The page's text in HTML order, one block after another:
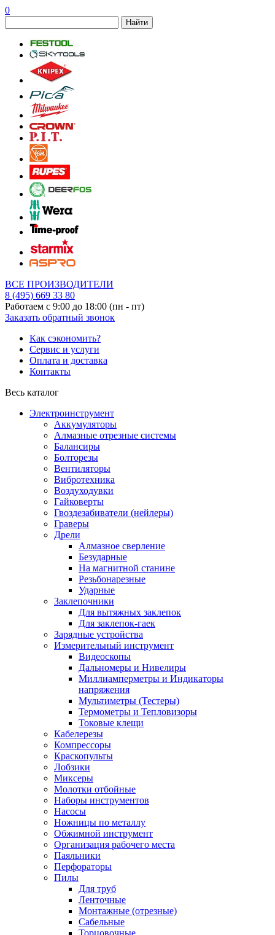
0
Найти
ВСЕ ПРОИЗВОДИТЕЛИ
8 (495) 669 33 80
Работаем с 9:00 до 18:00 (пн - пт)
Заказать обратный звонок
Как сэкономить?
Сервис и услуги
Оплата и доставка
Контакты
Весь каталог
Электроинструмент
Аккумуляторы
Алмазные отрезные системы
Балансиры
Болторезы
Вентиляторы
Вибротехника
Воздуходувки
Гайковерты
Гвоздезабиватели (нейлеры)
Граверы
Дрели
Алмазное сверление
Безударные
На магнитной станине
Резьбонарезные
Ударные
Заклепочники
Для вытяжных заклепок
Для заклепок-гаек
Зарядные устройства
Измерительный инструмент
Видеоскопы
Дальномеры и Нивелиры
Миллиамперметры и Индикаторы
напряжения
Мультиметры (Тестеры)
Термометры и Тепловизоры
Токовые клещи
Кабелерезы
Компрессоры
Краскопульты
Лобзики
Миксеры
Молотки отбойные
Наборы инструментов
Насосы
Ножницы по металлу
Обжимной инструмент
Организация рабочего места
Паяльники
Перфораторы
Пилы
Для труб
Ленточные
Монтажные (отрезные)
Сабельные
Торцовочные